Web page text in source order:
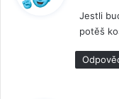
Jestli
potěš